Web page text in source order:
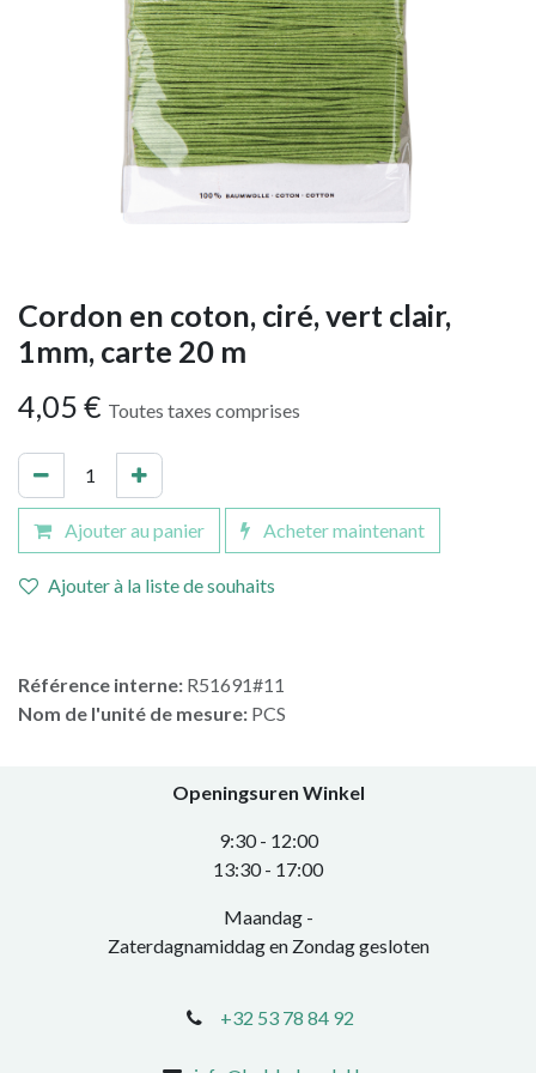
Cordon en coton, ciré, vert clair,
1mm, carte 20 m
4,05 € Toutes taxes comprises
Ajouter au panier Acheter maintenant
Ajouter à la liste de souhaits
Référence interne: R51691#11
Nom de l'unité de mesure: PCS
Openingsuren Winkel
​9:30 - 12:00
​13:30 - 17:00​
Maandag -
Zaterdagnamiddag en Zondag gesloten
+32 53 78 84 92